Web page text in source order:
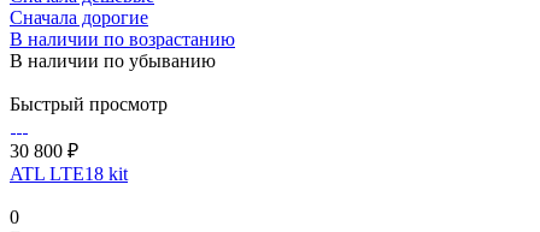
Сначала дорогие
В наличии по возрастанию
В наличии по убыванию
Быстрый просмотр
30 800 ₽
ATL LTE18 kit
0